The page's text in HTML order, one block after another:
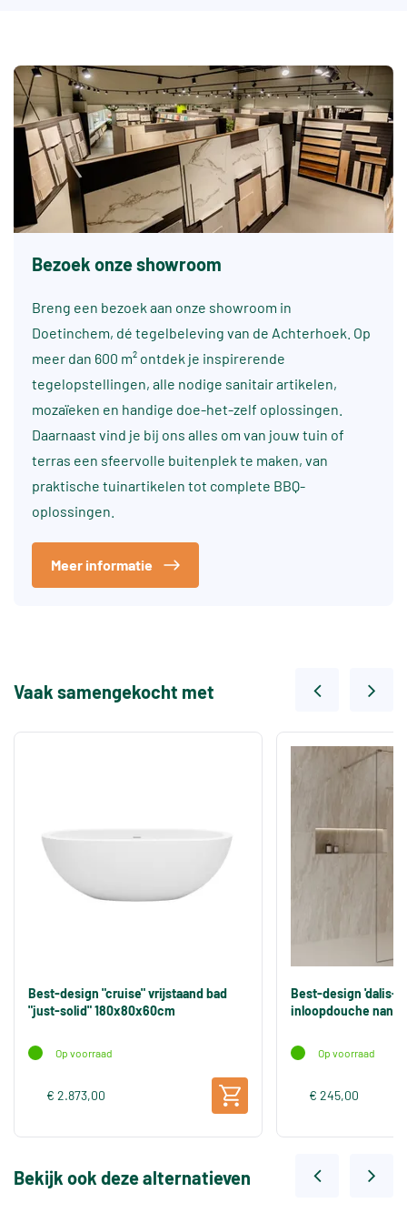
Bezoek onze showroom
Breng een bezoek aan onze showroom in
Doetinchem, dé tegelbeleving van de Achterhoek. Op
meer dan 600 m² ontdek je inspirerende
tegelopstellingen, alle nodige sanitair artikelen,
mozaïeken en handige doe-het-zelf oplossingen.
Daarnaast vind je bij ons alles om van jouw tuin of
terras een sfeervolle buitenplek te maken, van
praktische tuinartikelen tot complete BBQ-
oplossingen.
Meer informatie
Vaak samengekocht met
Best-design "cruise" vrijstaand bad
"just-solid" 180x80x60cm
Op voorraad
€ 2.873,00
Best-design 'dalis-
inloopdouche nano
Op voorraad
€ 245,00
Bekijk ook deze alternatieven